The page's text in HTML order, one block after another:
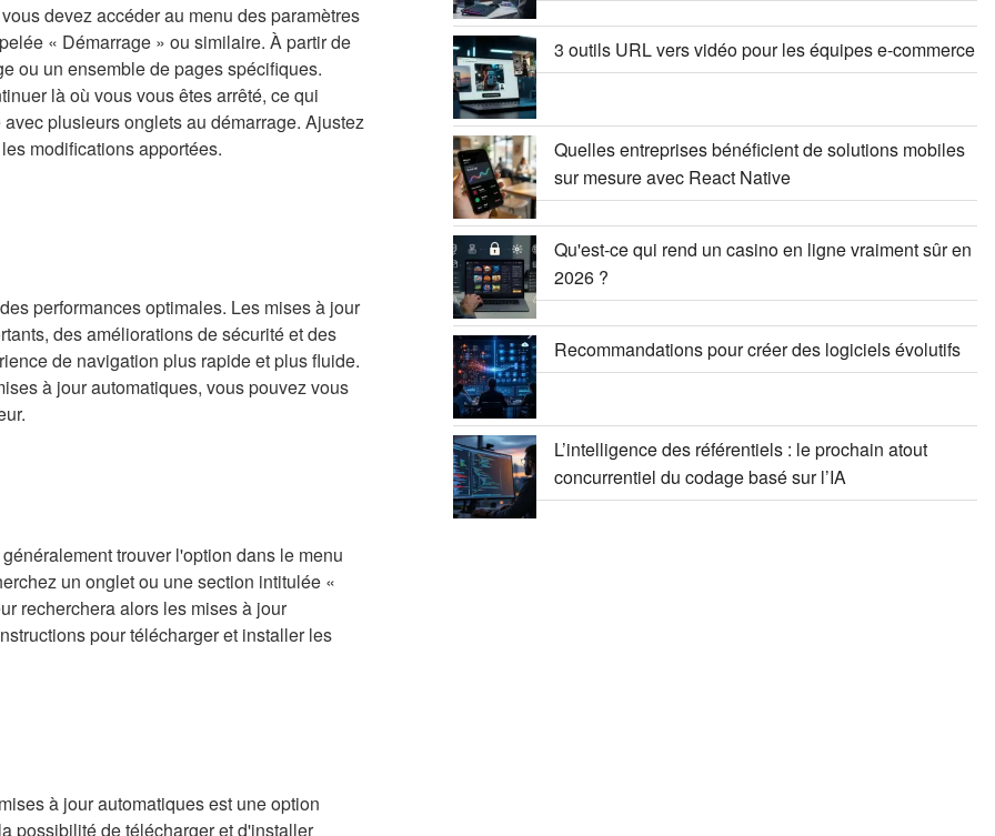
devez accéder au menu des paramètres
« Démarrage » ou similaire. À partir de
ou un ensemble de pages spécifiques.
là où vous vous êtes arrêté, ce qui
plusieurs onglets au démarrage. Ajustez
modifications apportées.
performances optimales. Les mises à jour
des améliorations de sécurité et des
de navigation plus rapide et plus fluide.
à jour automatiques, vous pouvez vous
trouver l'option dans le menu
un onglet ou une section intitulée «
recherchera alors les mises à jour
pour télécharger et installer les
à jour automatiques est une option
possibilité de télécharger et d'installer
3 outils URL vers vidéo pour les équipes e-commerce
Quelles entreprises bénéficient de solutions mobiles
sur mesure avec React Native
Qu'est-ce qui rend un casino en ligne vraiment sûr en
2026 ?
Recommandations pour créer des logiciels évolutifs
L’intelligence des référentiels : le prochain atout
concurrentiel du codage basé sur l’IA